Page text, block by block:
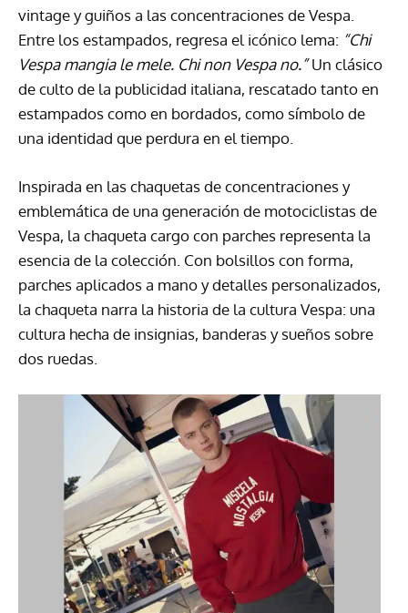
vintage y guiños a las concentraciones de Vespa.
Entre los estampados, regresa el icónico lema: “Chi
Vespa mangia le mele. Chi non Vespa no.”Un clásico
de culto de la publicidad italiana, rescatado tanto en
estampados como en bordados, como símbolo de
una identidad que perdura en el tiempo.
Inspirada en las chaquetas de concentraciones y
emblemática de una generación de motociclistas de
Vespa, la chaqueta cargo con parches representa la
esencia de la colección. Con bolsillos con forma,
parches aplicados a mano y detalles personalizados,
la chaqueta narra la historia de la cultura Vespa: una
cultura hecha de insignias, banderas y sueños sobre
dos ruedas.